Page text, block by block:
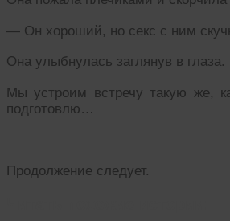
— Он хороший, но секс с ним
Она улыбнулась заглянув в глаза.
Мы устроим встречу такую же,
подготовлю…
Продолжение следует.